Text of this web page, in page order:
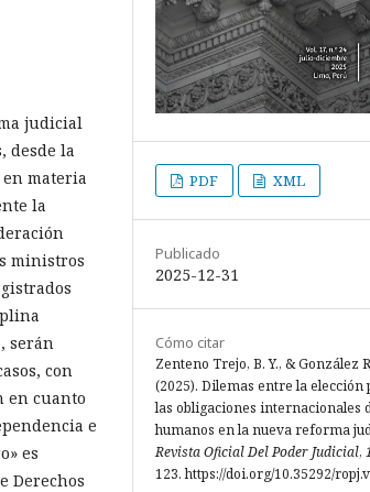
judicial
desde la
materia
la
ministros
serán
con
en cuanto
e
es
Derechos
PDF XML
Publicado
2025-12-31
Cómo citar
Zenteno Trejo, B. Y., & González
(2025). Dilemas entre la elección
las obligaciones internacionales
humanos en la nueva reforma
Revista Oficial Del Poder Judicial,
123. https://doi.org/10.35292/